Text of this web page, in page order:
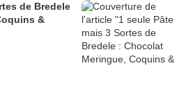
de Bredele
&